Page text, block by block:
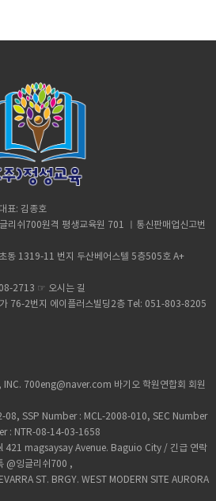
표: 김종호
쉬700원격 평생교육원 701 ㅣ통신판매업신고번
동 1319-11 번지 두산베어스텔 5층505호 A+
2713 ☞ 오시는 길
76-2번지 에이플러스빌딩2층 Tel: 051-803-8205
700eng@naver.com 바기오 학원연합회 회원
08, SSP Number : MCL-2008-010, SEC Number
: NTR-08-14-03-1658
421 magsaysay Avenue. Baguio City / 긴급 연락
@잉글리쉬700 ,
ST. BRGY. WEST MODERN SITE AURORA